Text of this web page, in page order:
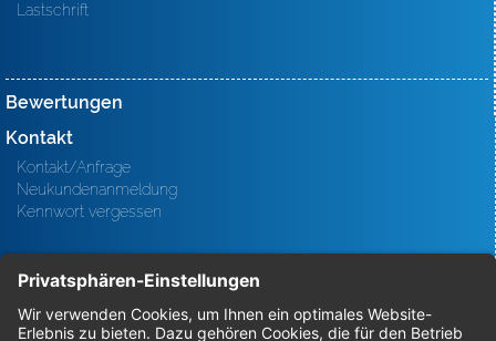
Lastschrift
Bewertungen
Kontakt
Kontakt/Anfrage
Neukundenanmeldung
Kennwort vergessen